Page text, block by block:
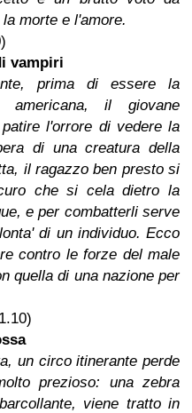
morte e l'amore.
vampiri
prima di essere la
americana, il giovane
l'orrore di vedere la
di una creatura della
il ragazzo ben presto si
che si cela dietro la
e per combatterli serve
di un individuo. Ecco
contro le forze del male
quella di una nazione per
un circo itinerante perde
prezioso: una zebra
viene tratto in